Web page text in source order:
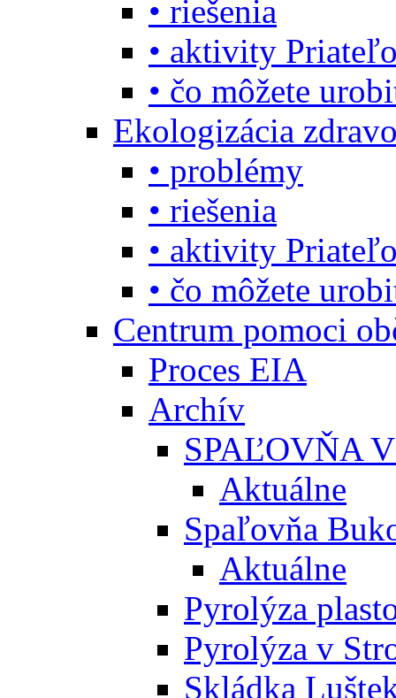
• riešenia
• aktivity
• čo môžete
Ekologizácia
• problémy
• riešenia
• aktivity
• čo môžete
Centrum pomoci
Proces EIA
Archív
SPAĽOVŇA
Aktuálne
Spaľovňa
Aktuálne
Pyrolýza
Pyrolýza v
Skládka